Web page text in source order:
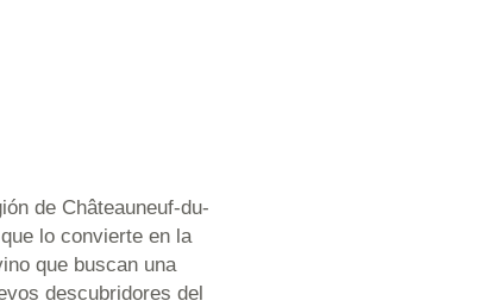
de Châteauneuf-du-
lo convierte en la
que buscan una
descubridores del